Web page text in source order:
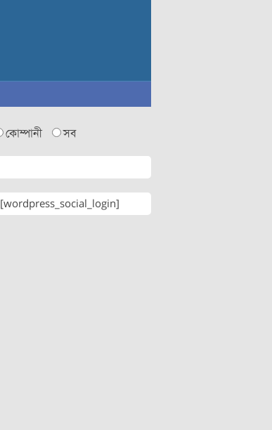
কোম্পানী সব
[wordpress_social_login]